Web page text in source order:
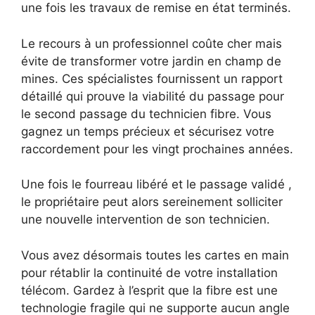
une fois les travaux de remise en état terminés.
Le recours à un professionnel coûte cher mais
évite de transformer votre jardin en champ de
mines. Ces spécialistes fournissent un rapport
détaillé qui prouve la viabilité du passage pour
le second passage du technicien fibre. Vous
gagnez un temps précieux et sécurisez votre
raccordement pour les vingt prochaines années.
Une fois le fourreau libéré et le passage validé ,
le propriétaire peut alors sereinement solliciter
une nouvelle intervention de son technicien.
Vous avez désormais toutes les cartes en main
pour rétablir la continuité de votre installation
télécom. Gardez à l’esprit que la fibre est une
technologie fragile qui ne supporte aucun angle